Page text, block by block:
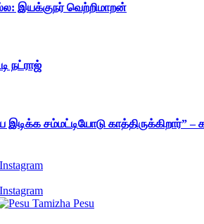
இயக்குநர் வெற்றிமாறன்
நட்ராஜ்
சம்மட்டியோடு காத்திருக்கிறார்” –
Instagram
Instagram